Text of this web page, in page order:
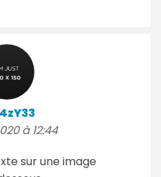
à 12:44
sur une image